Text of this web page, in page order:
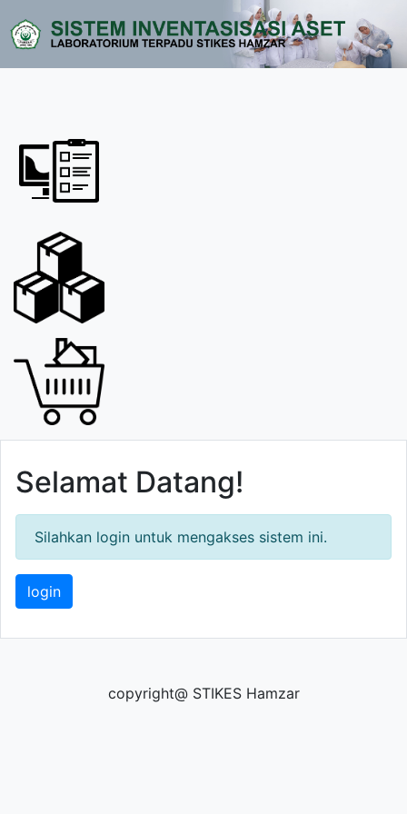
Selamat Datang!
Silahkan login untuk mengakses sistem ini.
login
copyright@ STIKES Hamzar